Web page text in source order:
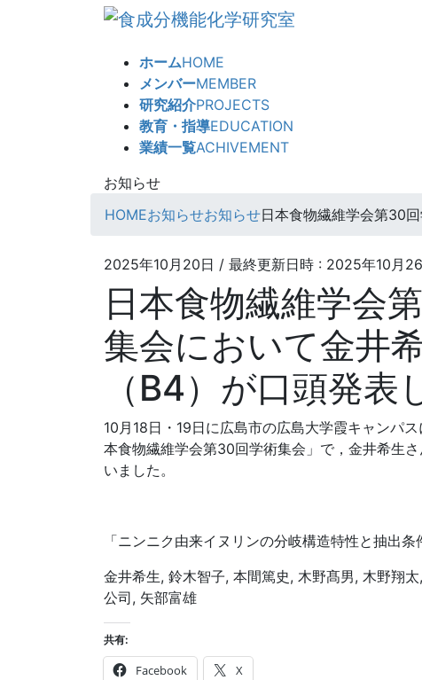
ホームHOME
メンバーMEMBER
研究紹介PROJECTS
教育・指導EDUCATION
業績一覧ACHIVEMENT
お知らせ
HOMEお知らせお知らせ日本食物繊維学会第30
2025年10月20日 / 最終更新日時 : 2025年10月
日本食物繊維学会
集会において金井
（B4）が口頭発表
10月18日・19日に広島市の広島大学霞キャンパ
本食物繊維学会第30回学術集会」で，金井希生
いました。
「ニンニク由来イヌリンの分岐構造特性と抽出条
金井希生, 鈴木智子, 本間篤史, 木野髙男, 木野翔
公司, 矢部富雄
共有:
Facebook X